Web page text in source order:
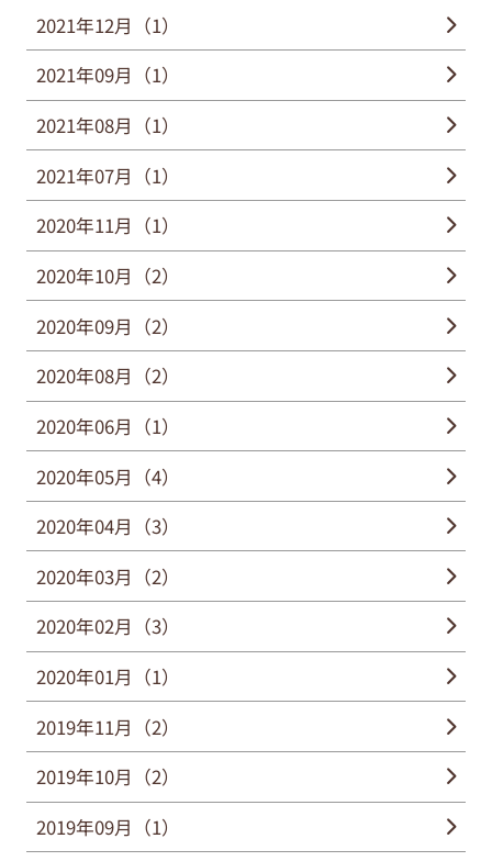
2021年12月（1）
2021年09月（1）
2021年08月（1）
2021年07月（1）
2020年11月（1）
2020年10月（2）
2020年09月（2）
2020年08月（2）
2020年06月（1）
2020年05月（4）
2020年04月（3）
2020年03月（2）
2020年02月（3）
2020年01月（1）
2019年11月（2）
2019年10月（2）
2019年09月（1）